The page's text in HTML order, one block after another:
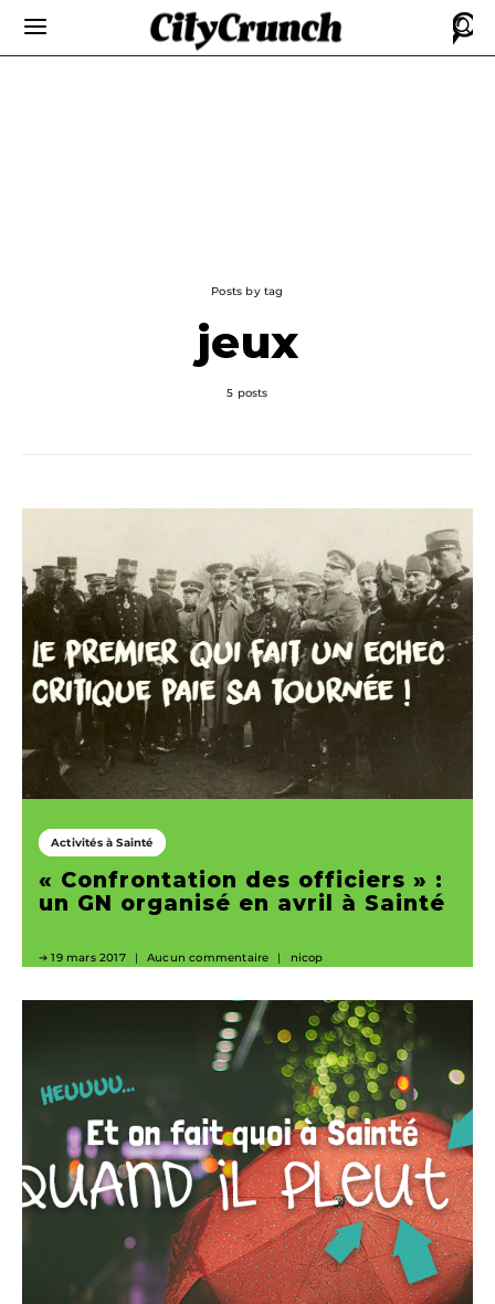
Posts by tag
jeux
5 posts
Activités à Sainté
« Confrontation des officiers » :
un GN organisé en avril à Sainté
19 mars 2017 Aucun commentaire nicop